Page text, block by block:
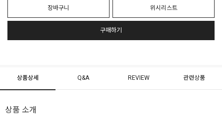
장바구니 위시리스트
구매하기
상품상세 Q&A REVIEW 관련상품
상품 소개